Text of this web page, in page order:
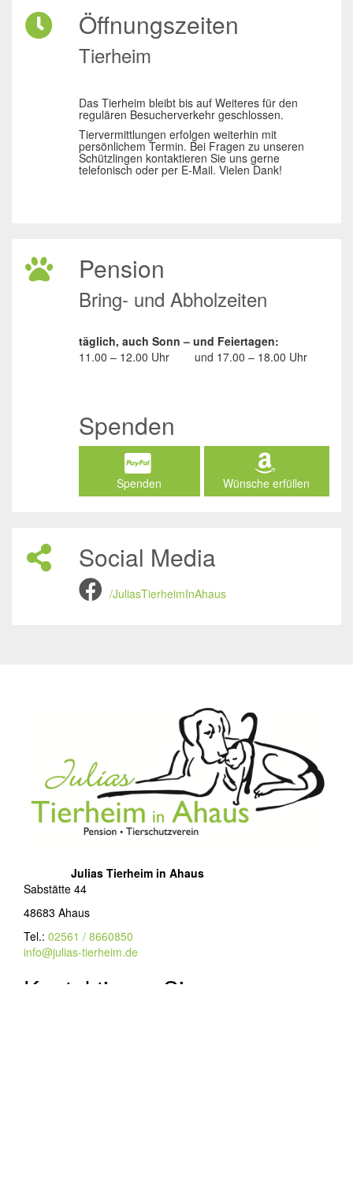
Öffnungszeiten
Tierheim
Das Tierheim bleibt bis auf Weiteres für den
regulären Besucherverkehr geschlossen.
Tiervermittlungen erfolgen weiterhin mit
persönlichem Termin. Bei Fragen zu unseren
Schützlingen kontaktieren Sie uns gerne
telefonisch oder per E-Mail. Vielen Dank!
Pension
Bring- und Abholzeiten
täglich, auch Sonn – und Feiertagen:
11.00 – 12.00 Uhr
und 17.00 – 18.00 Uhr
Spenden
Spenden Wünsche erfüllen
Social Media
/JuliasTierheimInAhaus
Julias Tierheim in Ahaus
Sabstätte 44
48683 Ahaus
Tel.: 02561 / 8660850
info@julias-tierheim.de
Kontaktieren Sie uns